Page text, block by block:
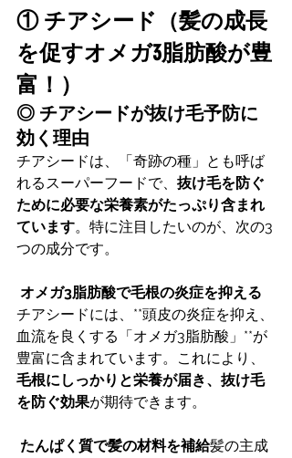
① チアシード（髪の成長
を促すオメガ3脂肪酸が豊
富！）
◎ チアシードが抜け毛予防に
効く理由
チアシードは、「奇跡の種」とも呼ば
れるスーパーフードで、 抜け毛を防ぐ
ために必要な栄養素がたっぷり含まれ
ています。特に注目したいのが、次の3
つの成分です。
オメガ3脂肪酸で毛根の炎症を抑える
チアシードには、**頭皮の炎症を抑え、
血流を良くする「オメガ3脂肪酸」**が
豊富に含まれています。これにより、
毛根にしっかりと栄養が届き、抜け毛
を防ぐ効果が期待できます。
たんぱく質で髪の材料を補給髪の主成